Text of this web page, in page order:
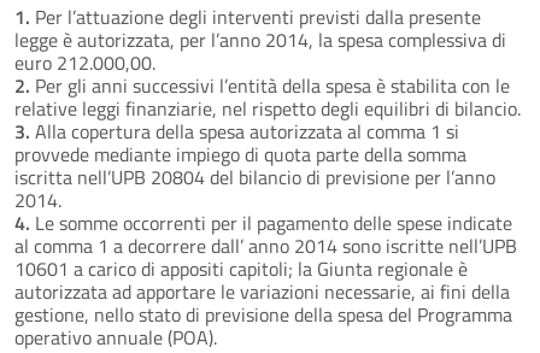
1. Per l’attuazione degli interventi previsti dalla presente
legge è autorizzata, per l’anno 2014, la spesa complessiva di
euro 212.000,00.
2. Per gli anni successivi l’entità della spesa è stabilita con le
relative leggi finanziarie, nel rispetto degli equilibri di bilancio.
3. Alla copertura della spesa autorizzata al comma 1 si
provvede mediante impiego di quota parte della somma
iscritta nell’UPB 20804 del bilancio di previsione per l’anno
2014.
4. Le somme occorrenti per il pagamento delle spese indicate
al comma 1 a decorrere dall’ anno 2014 sono iscritte nell’UPB
10601 a carico di appositi capitoli; la Giunta regionale è
autorizzata ad apportare le variazioni necessarie, ai fini della
gestione, nello stato di previsione della spesa del Programma
operativo annuale (POA).